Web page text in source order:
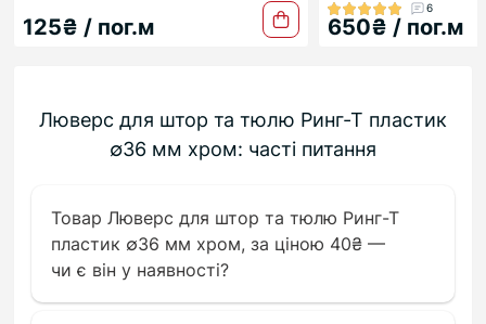
125₴ / пог.м
6
650₴ / пог.м
Люверс для штор та тюлю Ринг-Т пластик
∅36 мм хром: часті питання
Товар Люверс для штор та тюлю Ринг-Т
пластик ∅36 мм хром, за ціною 40₴ —
чи є він у наявності?